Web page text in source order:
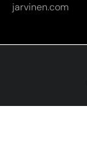
jarvinen.com